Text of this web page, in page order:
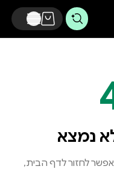
נמצא
אפשר לחזור לדף הבית,